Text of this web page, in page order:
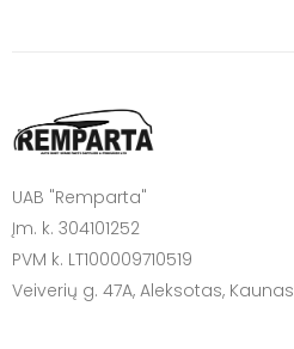
UAB "Remparta"
Įm. k. 304101252
PVM k. LT100009710519
Veiverių g. 47A, Aleksotas, Kaunas